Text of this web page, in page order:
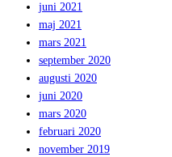
juni 2021
maj 2021
mars 2021
september 2020
augusti 2020
juni 2020
mars 2020
februari 2020
november 2019